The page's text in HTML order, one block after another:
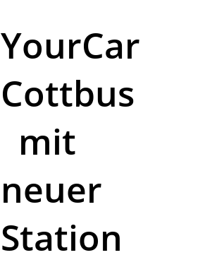
YourCar
Cottbus
mit
neuer
Station